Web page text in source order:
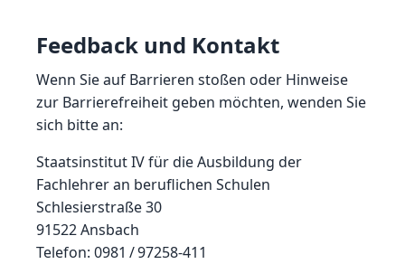
Feedback und Kontakt
Wenn Sie auf Barrieren stoßen oder Hinweise
zur Barrierefreiheit geben möchten, wenden Sie
sich bitte an:
Staatsinstitut IV für die Ausbildung der
Fachlehrer an beruflichen Schulen
Schlesierstraße 30
91522 Ansbach
Telefon: 0981 / 97258-411